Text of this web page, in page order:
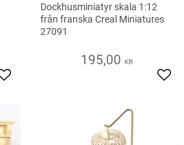
Lägg till i favoriter
Dockhusminiatyr skala 1:12
från franska Creal Miniatures
27091
195,00 KR